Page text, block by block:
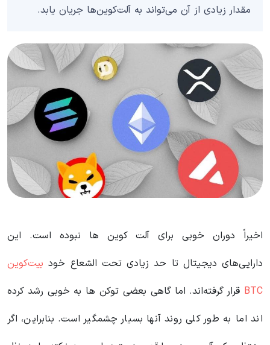
مقدار زیادی از آن می‌تواند به آلت‌کوین‌ها جریان یابد.
اخیراً دوران خوبی برای آلت کوین ها نبوده است. این
دارایی‌های دیجیتال تا حد زیادی تحت الشعاع خود بیت‌کوین
BTC قرار گرفته‌اند. اما گاهی بعضی توکن ها به خوبی رشد کرده
اند اما به طور کلی روند آنها بسیار چشمگیر است. بنابراین، اگر